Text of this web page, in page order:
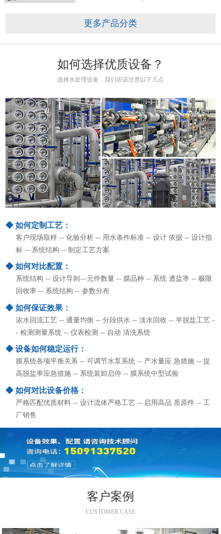
更多产品分类
如何选择优质设备？
选择水处理设备，我们应该注意以下几点
◆ 如何定制工艺：
客户现场取样 -- 化验分析 -- 用水条件标准 -- 设计 依据 -- 设计指
标 -- 系统结构 -- 制定工艺方案
◆ 如何对比配置：
系统结构 -- 设计导则—元件数量 -- 膜品种 -- 系统 透盐率 -- 极限
回收率 -- 系统结构 -- 参数分布
◆ 如何保证效果：
浓水回流工艺 -- 通量均衡 -- 分段供水 -- 淡水回收 -- 半脱盐工艺 -
- 检测测量系统 -- 仪表检测 -- 自动 清洗系统
◆ 设备如何稳定运行：
膜系统各项平衡关系 -- 可调节水泵系统 -- 产水量应 急措施 -- 提
高脱盐率应急措施 -- 系统装卸启停 -- 膜系统中型试验
◆ 如何对比设备价格：
严格匹配优质材料 -- 设计流体严格工艺 -- 启用高品 质原件 -- 工
厂销售
客户案例
CUSTOMER CASE